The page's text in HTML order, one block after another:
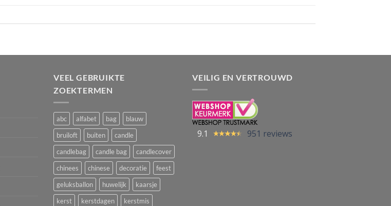
VEEL GEBRUIKTE
ZOEKTERMEN
abc alfabet bag
blauw
bruiloft
buiten
candle
candlebag
candle bag
candlecover
chinees
chinese decoratie
feest
geluksballon
huwelijk
kaarsje
kerst
kerstdagen kerstmis
VEILIG EN VERTROUWD
9.1 951 reviews